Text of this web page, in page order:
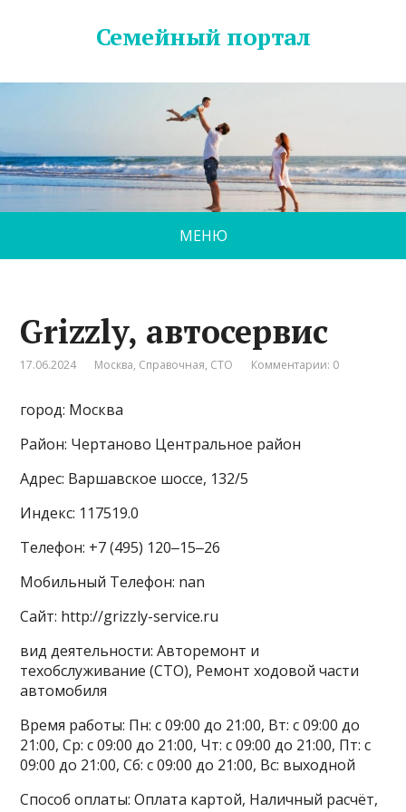
Семейный портал
МЕНЮ
Grizzly, автосервис
17.06.2024 Москва, Справочная, СТО Комментарии: 0
город: Москва
Район: Чертаново Центральное район
Адрес: Варшавское шоссе, 132/5
Индекс: 117519.0
Телефон: +7 (495) 120‒15‒26
Мобильный Телефон: nan
Сайт: http://grizzly-service.ru
вид деятельности: Авторемонт и
техобслуживание (СТО), Ремонт ходовой части
автомобиля
Время работы: Пн: с 09:00 до 21:00, Вт: с 09:00 до
21:00, Ср: с 09:00 до 21:00, Чт: с 09:00 до 21:00, Пт: с
09:00 до 21:00, Сб: с 09:00 до 21:00, Вс: выходной
Способ оплаты: Оплата картой, Наличный расчёт,